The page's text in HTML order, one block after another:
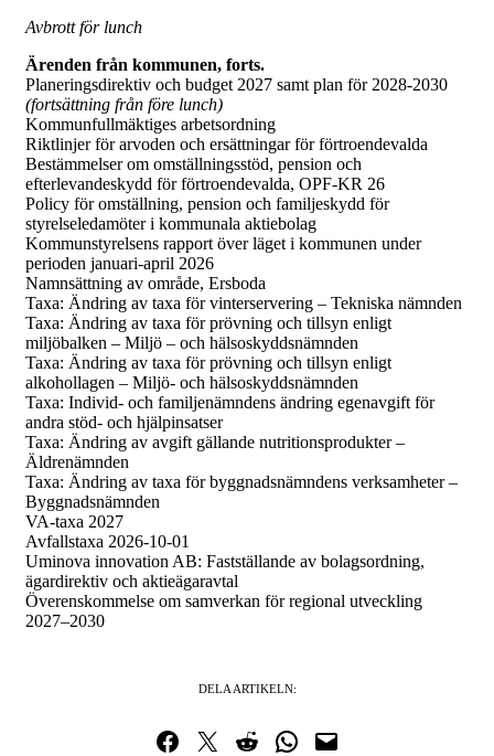
Avbrott för lunch
Ärenden från kommunen, forts.
Planeringsdirektiv och budget 2027 samt plan för 2028-2030
(fortsättning från före lunch)
Kommunfullmäktiges arbetsordning
Riktlinjer för arvoden och ersättningar för förtroendevalda
Bestämmelser om omställningsstöd, pension och
efterlevandeskydd för förtroendevalda, OPF-KR 26
Policy för omställning, pension och familjeskydd för
styrelseledamöter i kommunala aktiebolag
Kommunstyrelsens rapport över läget i kommunen under
perioden januari-april 2026
Namnsättning av område, Ersboda
Taxa: Ändring av taxa för vinterservering – Tekniska nämnden
Taxa: Ändring av taxa för prövning och tillsyn enligt
miljöbalken – Miljö – och hälsoskyddsnämnden
Taxa: Ändring av taxa för prövning och tillsyn enligt
alkohollagen – Miljö- och hälsoskyddsnämnden
Taxa: Individ- och familjenämndens ändring egenavgift för
andra stöd- och hjälpinsatser
Taxa: Ändring av avgift gällande nutritionsprodukter –
Äldrenämnden
Taxa: Ändring av taxa för byggnadsnämndens verksamheter –
Byggnadsnämnden
VA-taxa 2027
Avfallstaxa 2026-10-01
Uminova innovation AB: Fastställande av bolagsordning,
ägardirektiv och aktieägaravtal
Överenskommelse om samverkan för regional utveckling
2027–2030
DELA ARTIKELN:
Dela på Facebook
Dela på TwitterDela på RedditDela i WhatsApp
Maila en länk